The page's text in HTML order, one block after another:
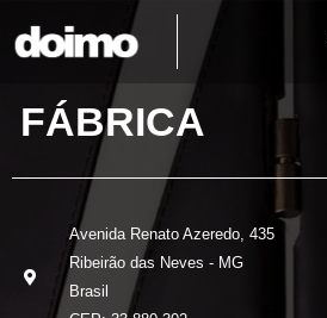
FÁBRICA
Avenida Renato Azeredo, 435
Ribeirão das Neves - MG
Brasil